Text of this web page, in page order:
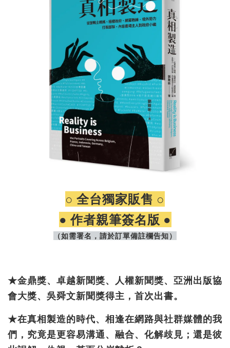
○ 全台獨家販售 ○
● 作者親筆簽名版 ●
（如需署名，請於訂單備註欄告知）
★金鼎獎、卓越新聞獎、人權新聞獎、亞洲出版協
會大獎、吳舜文新聞獎得主，首次出書。
★在真相製造的時代、相逢在網路與社群媒體的我
們，究竟是更容易溝通、融合、化解歧見；還是彼